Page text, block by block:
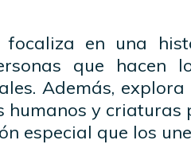
focaliza en una
que hacen
Además,
humanos y
especial que los